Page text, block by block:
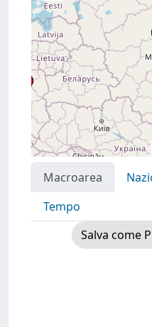
Macroarea
Tempo
Salva come